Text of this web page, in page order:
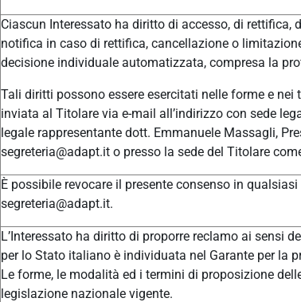
Ciascun Interessato ha diritto di accesso, di
notifica in caso di rettifica, cancellazione o
decisione individuale automatizzata, compresa la
Tali diritti possono essere esercitati nelle forme e
inviata al Titolare via e-mail all’indirizzo con sede
legale rappresentante dott. Emmanuele Massagli,
segreteria@adapt.it o presso la sede del Titolare
È possibile revocare il presente consenso in
segreteria@adapt.it.
L’Interessato ha diritto di proporre reclamo ai sensi
per lo Stato italiano è individuata nel Garante per la
Le forme, le modalità ed i termini di proposizione
legislazione nazionale vigente.